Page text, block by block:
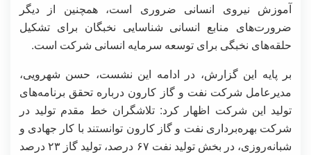
آموزش نیروی انسانی ضروری است، همچنین از دیگر
ضرورت‌های منابع انسانی شناسایی نخبگان برای تشکیل
حلقه‌های نخبگی برای توسعه سرمایه انسانی شرکت است.
بر پایه این گزارش، در ادامه این نشست، حسن شهرویی،
مدیرعامل شرکت نفت و گاز کارون درباره تحقق برنامه‌های
تولید این شرکت اظهار کرد: تلاشگران خط مقدم تولید در
شرکت بهره‌برداری نفت و گاز کارون توانستند با کار جهادی و
شبانه‌روزی، در بخش تولید نفت ۶۷ درصد، تولید گاز ۲۳ درصد